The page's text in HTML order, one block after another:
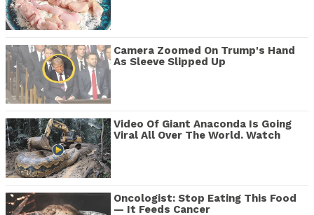
Camera Zoomed On Trump's Hand
As Sleeve Slipped Up
Video Of Giant Anaconda Is Going
Viral All Over The World. Watch
Oncologist: Stop Eating This Food
— It Feeds Cancer